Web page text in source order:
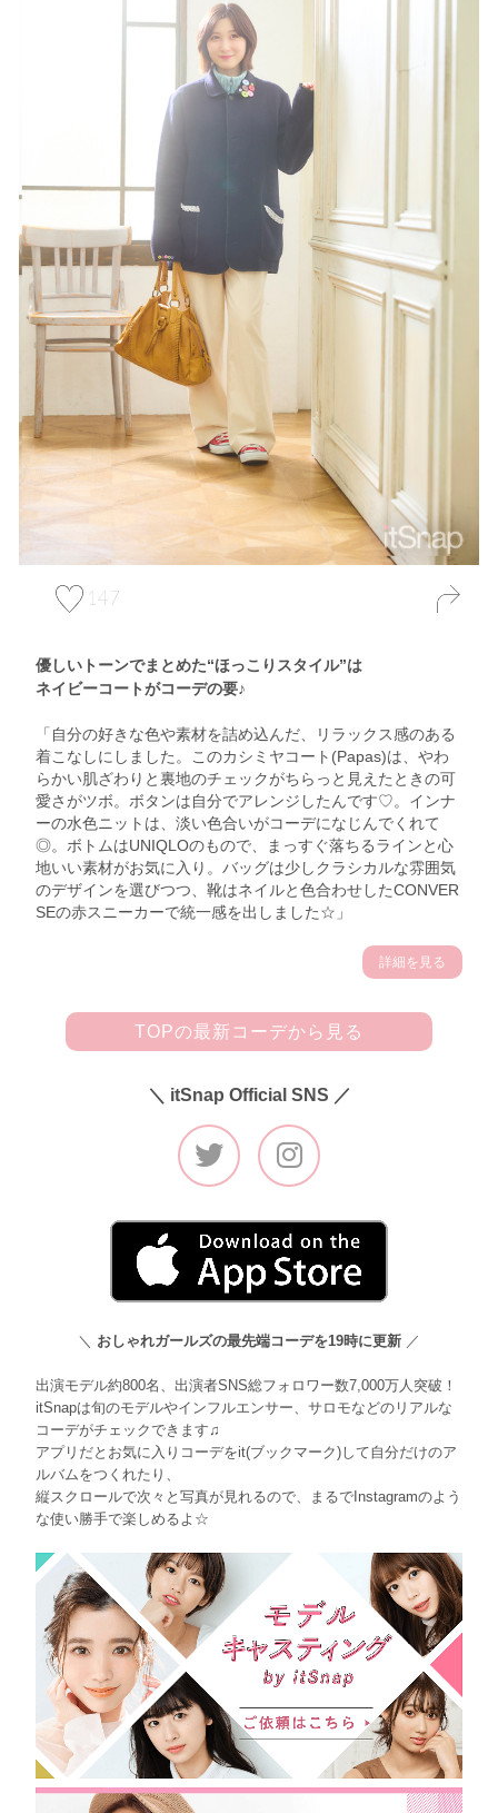
147
優しいトーンでまとめた“ほっこりスタイル”は
ネイビーコートがコーデの要♪
「自分の好きな色や素材を詰め込んだ、リラックス感のある
着こなしにしました。このカシミヤコート(Papas)は、やわ
らかい肌ざわりと裏地のチェックがちらっと見えたときの可
愛さがツボ。ボタンは自分でアレンジしたんです♡。インナ
ーの水色ニットは、淡い色合いがコーデになじんでくれて
◎。ボトムはUNIQLOのもので、まっすぐ落ちるラインと心
地いい素材がお気に入り。バッグは少しクラシカルな雰囲気
のデザインを選びつつ、靴はネイルと色合わせしたCONVER
SEの赤スニーカーで統一感を出しました☆」
詳細を見る
TOPの最新コーデから見る
＼ itSnap Official SNS ／
＼ おしゃれガールズの最先端コーデを19時に更新 ／
出演モデル約800名、出演者SNS総フォロワー数7,000万人突破！
itSnapは旬のモデルやインフルエンサー、サロモなどのリアルな
コーデがチェックできます♫
アプリだとお気に入りコーデをit(ブックマーク)して自分だけのア
ルバムをつくれたり、
縦スクロールで次々と写真が見れるので、まるでInstagramのよう
な使い勝手で楽しめるよ☆